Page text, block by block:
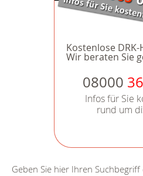
Kostenlose
Wir beraten Sie
08000
Infos für Sie
rund um
Geben Sie hier Ihren